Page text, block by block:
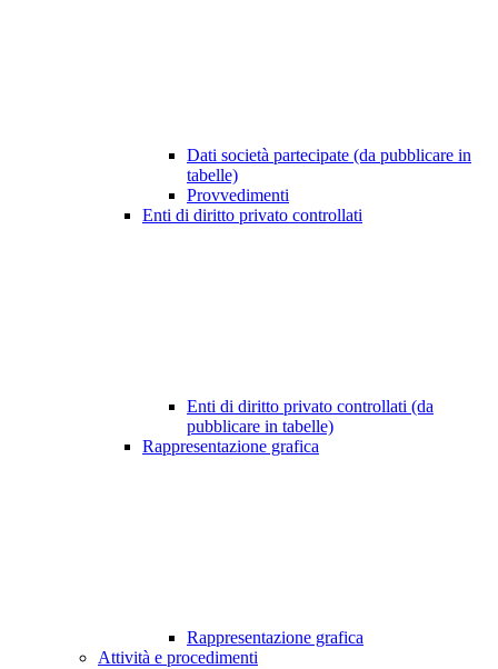
Dati società partecipate (da pubblicare in
tabelle)
Provvedimenti
Enti di diritto privato controllati
Enti di diritto privato controllati (da
pubblicare in tabelle)
Rappresentazione grafica
Rappresentazione grafica
Attività e procedimenti